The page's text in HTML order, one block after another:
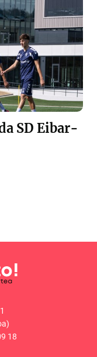
SD Eibar-
18